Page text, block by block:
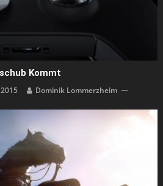
Kommt
Dominik Lommerzheim